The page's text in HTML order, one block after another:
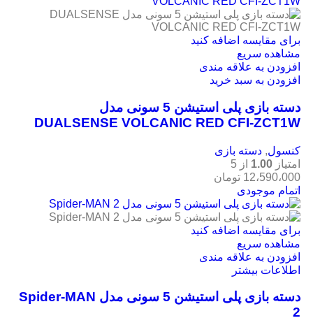
برای مقایسه اضافه کنید
مشاهده سریع
افزودن به علاقه مندی
افزودن به سبد خرید
دسته بازی پلی استیشن 5 سونی مدل
DUALSENSE VOLCANIC RED CFI-ZCT1W
کنسول, دسته بازی
امتیاز 1.00 از 5
12،590،000 تومان
اتمام موجودی
برای مقایسه اضافه کنید
مشاهده سریع
افزودن به علاقه مندی
اطلاعات بیشتر
دسته بازی پلی استیشن 5 سونی مدل Spider-MAN
2